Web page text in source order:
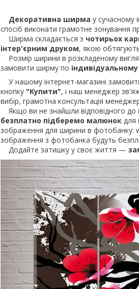
Декоративна ширма у сучасному
спосіб виконати грамотне зонування
Ширма складається з чотирьох
інтер'єрним друком, якою
Розмір ширини в розкладеному
замовити ширму по
У нашому інтернет-магазині
кнопку "Купити", і наш менеджер
вибір, грамотна консультація
Якщо ви не знайшли відповідного
безплатно підберемо малюнок для
зображення для ширини в фотобанку:
зображення з фотобанка будуть
Додайте затишку у своє життя —